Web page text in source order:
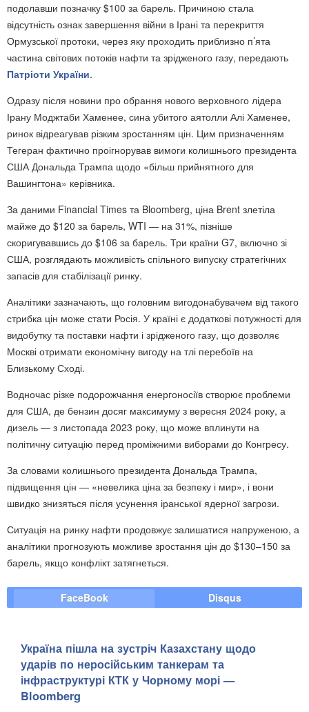
подолавши позначку $100 за барель. Причиною стала
відсутність ознак завершення війни в Ірані та перекриття
Ормузської протоки, через яку проходить приблизно п’ята
частина світових потоків нафти та зрідженого газу, передають
Патріоти України.
Одразу після новини про обрання нового верховного лідера
Ірану Моджтаби Хаменее, сина убитого аятолли Алі Хаменее,
ринок відреагував різким зростанням цін. Цим призначенням
Тегеран фактично проігнорував вимоги колишнього президента
США Дональда Трампа щодо «більш прийнятного для
Вашингтона» керівника.
За даними Financial Times та Bloomberg, ціна Brent злетіла
майже до $120 за барель, WTI — на 31%, пізніше
скоригувавшись до $106 за барель. Три країни G7, включно зі
США, розглядають можливість спільного випуску стратегічних
запасів для стабілізації ринку.
Аналітики зазначають, що головним вигодонабувачем від такого
стрибка цін може стати Росія. У країні є додаткові потужності для
видобутку та поставки нафти і зрідженого газу, що дозволяє
Москві отримати економічну вигоду на тлі перебоїв на
Близькому Сході.
Водночас різке подорожчання енергоносіїв створює проблеми
для США, де бензин досяг максимуму з вересня 2024 року, а
дизель — з листопада 2023 року, що може вплинути на
політичну ситуацію перед проміжними виборами до Конгресу.
За словами колишнього президента Дональда Трампа,
підвищення цін — «невелика ціна за безпеку і мир», і вони
швидко знизяться після усунення іранської ядерної загрози.
Ситуація на ринку нафти продовжує залишатися напруженою, а
аналітики прогнозують можливе зростання цін до $130–150 за
барель, якщо конфлікт затягнеться.
FaceBook Disqus
Україна пішла на зустріч Казахстану щодо
ударів по неросійським танкерам та
інфраструктурі КТК у Чорному морі —
Bloomberg